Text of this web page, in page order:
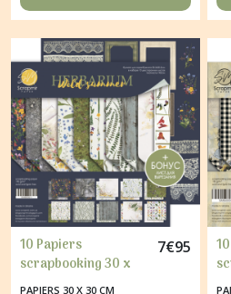
10 Papiers
scrapbooking 30 x
30 cm album faire
7€95
PAPIERS 30 X 30 CM